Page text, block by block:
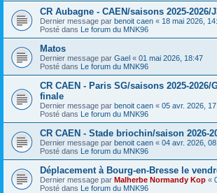
CR Aubagne - CAEN/saisons 2025-2026/
Dernier message par benoit caen « 18 mai 2026,
Posté dans Le forum du MNK96
Matos
Dernier message par Gael « 01 mai 2026, 18:47
Posté dans Le forum du MNK96
CR CAEN - Paris SG/saisons 2025-
finale
Dernier message par benoit caen « 05 avr. 2026,
Posté dans Le forum du MNK96
CR CAEN - Stade briochin/saison 2026-
Dernier message par benoit caen « 04 avr. 2026,
Posté dans Le forum du MNK96
Déplacement à Bourg-en-Bresse le
Dernier message par Malherbe Normandy Kop «
Posté dans Le forum du MNK96